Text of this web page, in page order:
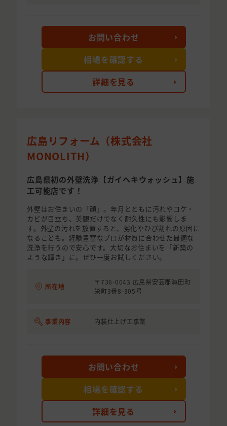
詳細を見る
お問い合わせ
相場を確認する
広島リフォーム（株式会社
MONOLITH）
広島県初の外壁洗浄【ガイヘキウォッシュ】施
工可能店です！
外壁はお住まいの「顔」。年月とともに汚れやコケ・
カビが目立ち、美観だけでなく耐久性にも影響しま
す。外壁の汚れを放置すると、劣化やひび割れの原因に
なることも。経験豊富なプロが材質に合わせた最適な
洗浄を行うので安心です。大切なお住まいを「新築の
ような輝き」に。ぜひ一度お試しください。
所在地
〒736-0043 広島県安芸郡海田町
栄町3番8-305号
事業内容 内装仕上げ工事業
詳細を見る
お問い合わせ
相場を確認する